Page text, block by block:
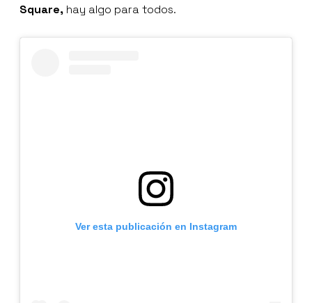
Square, hay algo para todos.
Ver esta publicación en Instagram